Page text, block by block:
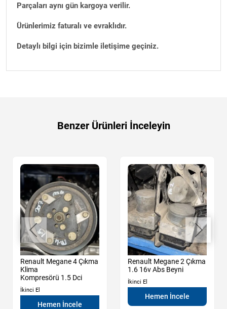
Parçaları aynı gün kargoya verilir.
Ürünlerimiz faturalı ve evraklıdır.
Detaylı bilgi için bizimle iletişime geçiniz.
Benzer Ürünleri İnceleyin
Renault Megane 4 Çıkma
Klima
Kompresörü 1.5 Dci
İkinci El
Hemen İncele
Renault Megane 2 Çıkma
1.6 16v Abs Beyni
İkinci El
Hemen İncele